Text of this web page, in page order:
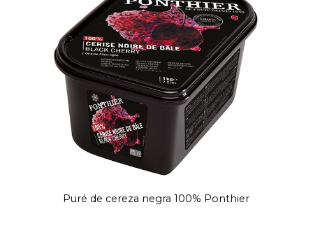
Puré de cereza negra 100% Ponthier